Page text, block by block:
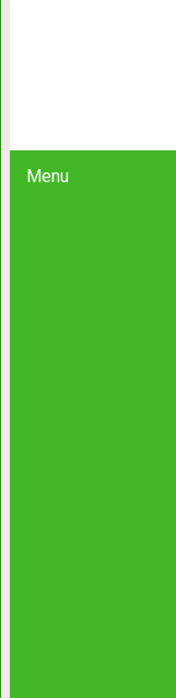
Menu